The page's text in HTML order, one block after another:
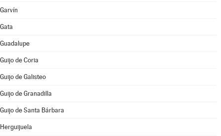
Garvín
Gata
Guadalupe
Guijo de Coria
Guijo de Galisteo
Guijo de Granadilla
Guijo de Santa Bárbara
Herguijuela